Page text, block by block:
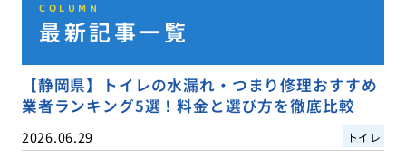
COLUMN
最新記事一覧
【静岡県】トイレの水漏れ・つまり修理おすすめ
業者ランキング5選！料金と選び方を徹底比較
2026.06.29 トイレ